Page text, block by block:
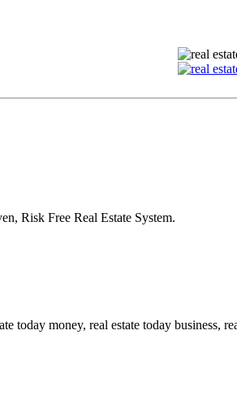
Risk Free Real Estate System.
today money, real estate today business,